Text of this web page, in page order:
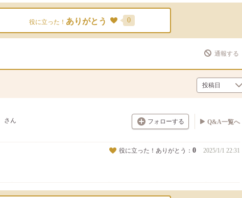
役に立った！ ありがとう 0
通報する
フォローする
さん Q&A一覧へ
役に立った！ありがとう： 0 2025/1/1 22:31